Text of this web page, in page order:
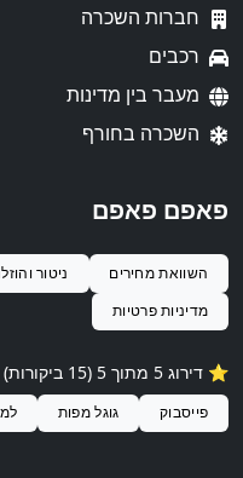
חברות השכרה
רכבים
מעבר בין מדינות
השכרה בחורף
פאפם פאפם
השוואת מחירים ניטור
מדיניות פרטיות
⭐️ דירוג 5 מתוך 5 ( 15 ביקורות)
פייסבוק גוגל מפות